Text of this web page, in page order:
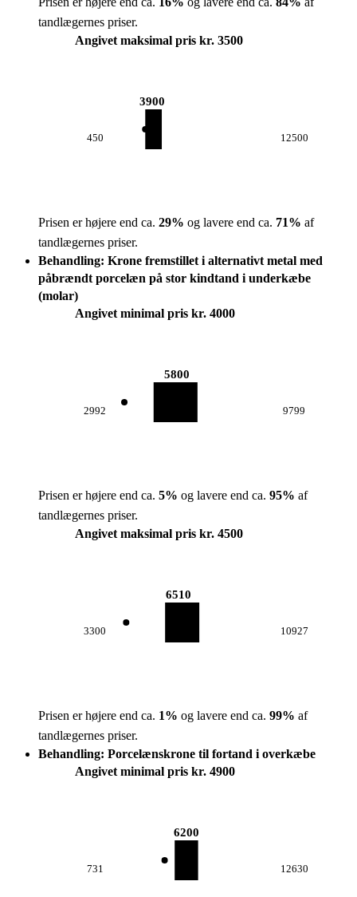
tandlægernes priser.
Angivet maksimal pris kr. 3500
450
3900
12500
Prisen er højere end ca. 29% og lavere end ca. 71% af
tandlægernes priser.
Behandling: Krone fremstillet i alternativt metal med
påbrændt porcelæn på stor kindtand i underkæbe
(molar)
Angivet minimal pris kr. 4000
2992
5800
9799
Prisen er højere end ca. 5% og lavere end ca. 95% af
tandlægernes priser.
Angivet maksimal pris kr. 4500
3300
6510
10927
Prisen er højere end ca. 1% og lavere end ca. 99% af
tandlægernes priser.
Behandling: Porcelænskrone til fortand i overkæbe
Angivet minimal pris kr. 4900
731
6200
12630